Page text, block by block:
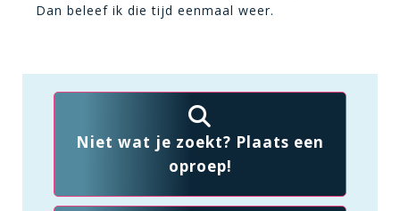
Dan beleef ik die tijd eenmaal weer.
Niet wat je zoekt? Plaats een
oproep!